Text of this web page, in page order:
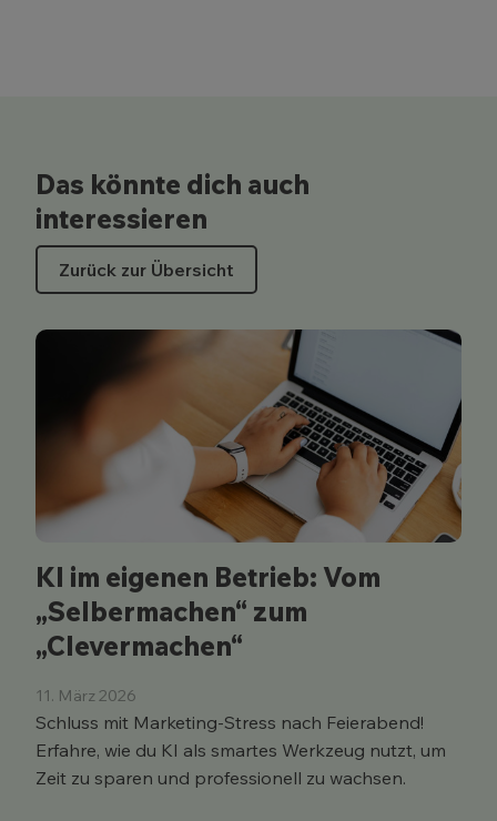
Das könnte dich auch
interessieren
Zurück zur Übersicht
KI im eigenen Betrieb: Vom
„Selbermachen“ zum
„Clevermachen“
11. März 2026
Schluss mit Marketing-Stress nach Feierabend!
Erfahre, wie du KI als smartes Werkzeug nutzt, um
Zeit zu sparen und professionell zu wachsen.